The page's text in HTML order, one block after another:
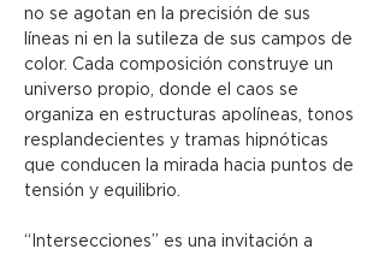
no se agotan en la precisión de sus
líneas ni en la sutileza de sus campos de
color. Cada composición construye un
universo propio, donde el caos se
organiza en estructuras apolíneas, tonos
resplandecientes y tramas hipnóticas
que conducen la mirada hacia puntos de
tensión y equilibrio.
“Intersecciones” es una invitación a